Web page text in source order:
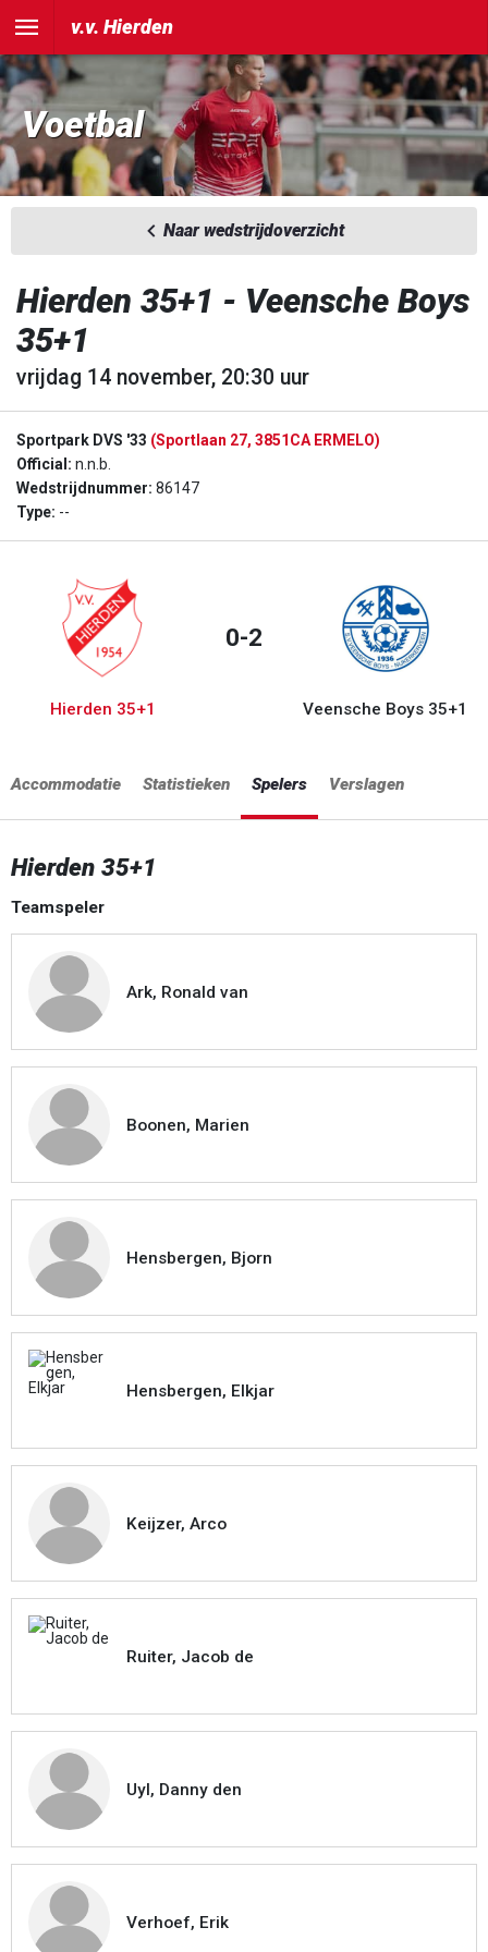
v.v. Hierden
Voetbal
Naar wedstrijdoverzicht
Hierden 35+1 - Veensche Boys
35+1
vrijdag 14 november, 20:30 uur
Sportpark DVS '33 (Sportlaan 27, 3851CA ERMELO)
Official: n.n.b.
Wedstrijdnummer: 86147
Type: --
Hierden 35+1
0-2
Veensche Boys 35+1
Accommodatie Statistieken Spelers Verslagen
Hierden 35+1
Teamspeler
Ark, Ronald van
Boonen, Marien
Hensbergen, Bjorn
Hensbergen, Elkjar
Keijzer, Arco
Ruiter, Jacob de
Uyl, Danny den
Verhoef, Erik